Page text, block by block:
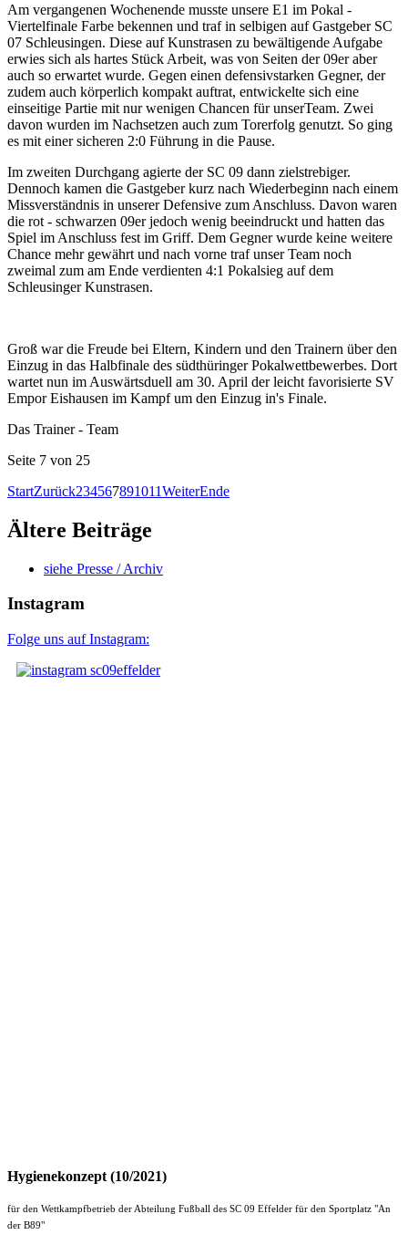
Am vergangenen Wochenende musste unsere E1 im Pokal -
Viertelfinale Farbe bekennen und traf in selbigen auf Gastgeber SC
07 Schleusingen. Diese auf Kunstrasen zu bewältigende Aufgabe
erwies sich als hartes Stück Arbeit, was von Seiten der 09er aber
auch so erwartet wurde. Gegen einen defensivstarken Gegner, der
zudem auch körperlich kompakt auftrat, entwickelte sich eine
einseitige Partie mit nur wenigen Chancen für unserTeam. Zwei
davon wurden im Nachsetzen auch zum Torerfolg genutzt. So ging
es mit einer sicheren 2:0 Führung in die Pause.
Im zweiten Durchgang agierte der SC 09 dann zielstrebiger.
Dennoch kamen die Gastgeber kurz nach Wiederbeginn nach einem
Missverständnis in unserer Defensive zum Anschluss. Davon waren
die rot - schwarzen 09er jedoch wenig beeindruckt und hatten das
Spiel im Anschluss fest im Griff. Dem Gegner wurde keine weitere
Chance mehr gewährt und nach vorne traf unser Team noch
zweimal zum am Ende verdienten 4:1 Pokalsieg auf dem
Schleusinger Kunstrasen.
Groß war die Freude bei Eltern, Kindern und den Trainern über den
Einzug in das Halbfinale des südthüringer Pokalwettbewerbes. Dort
wartet nun im Auswärtsduell am 30. April der leicht favorisierte SV
Empor Eishausen im Kampf um den Einzug in's Finale.
Das Trainer - Team
Seite 7 von 25
StartZurück234567891011WeiterEnde
Ältere Beiträge
siehe Presse / Archiv
Instagram
Folge uns auf Instagram:
Hygienekonzept (10/2021)
für den Wettkampfbetrieb der Abteilung Fußball des SC 09 Effelder für den Sportplatz "An
der B89"